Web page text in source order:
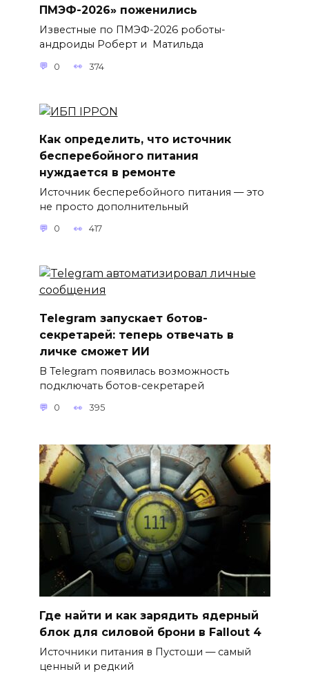
ПМЭФ-2026» поженились
Известные по ПМЭФ-2026 роботы-
андроиды Роберт и Матильда
0 374
Как определить, что источник
бесперебойного питания
нуждается в ремонте
Источник бесперебойного питания — это
не просто дополнительный
0 417
Telegram запускает ботов-
секретарей: теперь отвечать в
личке сможет ИИ
В Telegram появилась возможность
подключать ботов-секретарей
0 395
Где найти и как зарядить ядерный
блок для силовой брони в Fallout 4
Источники питания в Пустоши — самый
ценный и редкий